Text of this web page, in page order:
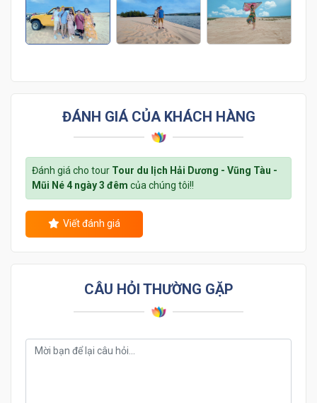
ĐÁNH GIÁ CỦA KHÁCH HÀNG
Đánh giá cho tour Tour du lịch Hải Dương - Vũng Tàu -
Mũi Né 4 ngày 3 đêm của chúng tôi!!
Viết đánh giá
CÂU HỎI THƯỜNG GẶP